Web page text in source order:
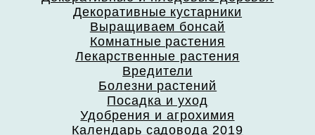
Декоративные кустарники
Выращиваем бонсай
Комнатные растения
Лекарственные растения
Вредители
Болезни растений
Посадка и уход
Удобрения и агрохимия
Календарь садовода 2019